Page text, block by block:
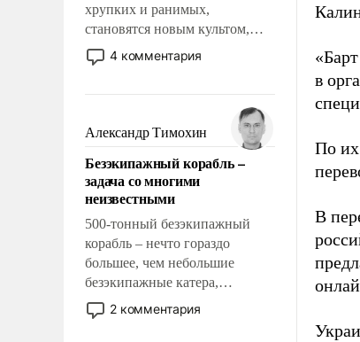
хрупких и ранимых,
становятся новым культом,
постепенно вытесняя и
отменяя традиционное
мужественным и твердым под
ударами судьбы, брать на себя
ответственность, помогать
слабым, идти вперед и
адаптироваться.
4 комментария
Александр Тимохин
Безэкипажный корабль –
задача со многими
неизвестными
500-тонный безэкипажный
корабль – нечто гораздо
большее, чем небольшие
безэкипажные катера,
применение которых уже
стало обыденностью. Задача по
2 комментария
в
По их
В